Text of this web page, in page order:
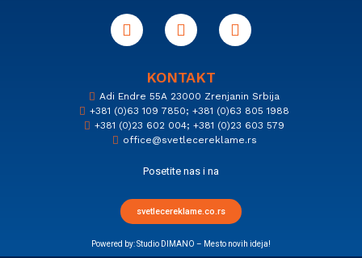
KONTAKT
Adi Endre 55A 23000 Zrenjanin Srbija
+381 (0)63 109 7850; +381 (0)63 805 1988
+381 (0)23 602 004; +381 (0)23 603 579
office@svetlecereklame.rs
Posetite nas i na
svetlecereklame.co.rs
Powered by:Studio DIMANO – Mesto novih ideja!